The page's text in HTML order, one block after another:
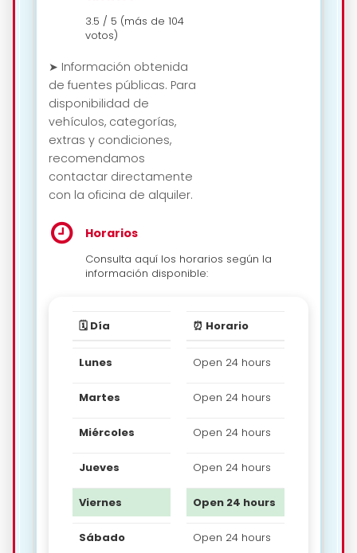
3.5 / 5 (más de 104
votos)
➤ Información obtenida
de fuentes públicas. Para
disponibilidad de
vehículos, categorías,
extras y condiciones,
recomendamos
contactar directamente
con la oficina de alquiler.
Horarios
Consulta aquí los horarios según la
información disponible:
🗓️ Día ⏰ Horario
Lunes Open 24 hours
Martes Open 24 hours
Miércoles Open 24 hours
Jueves Open 24 hours
Viernes Open 24 hours
Sábado Open 24 hours